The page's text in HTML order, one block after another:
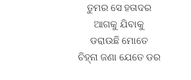
ତୁମର ସେ ହତାଦର
ଆଗକୁ ଯିବାକୁ
ଡରାଉଛି ମୋତେ
ଚିହ୍ନା ଜଣା ଯେତେ ଡର